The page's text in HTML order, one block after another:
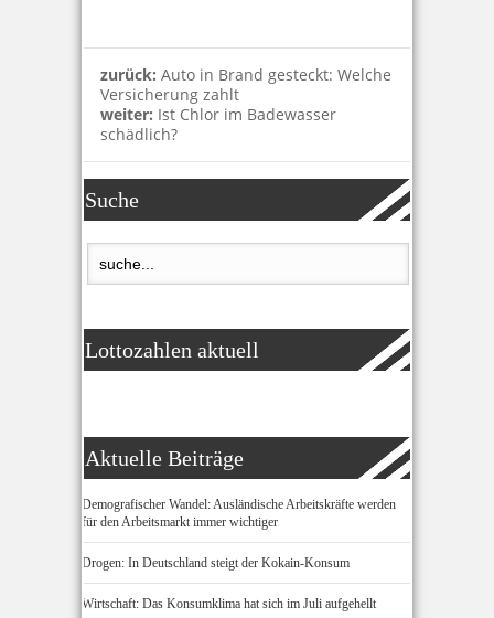
zurück: Auto in Brand gesteckt: Welche
Versicherung zahlt
weiter: Ist Chlor im Badewasser
schädlich?
Suche
Lottozahlen aktuell
Aktuelle Beiträge
Demografischer Wandel: Ausländische Arbeitskräfte werden
für den Arbeitsmarkt immer wichtiger
Drogen: In Deutschland steigt der Kokain-Konsum
Wirtschaft: Das Konsumklima hat sich im Juli aufgehellt